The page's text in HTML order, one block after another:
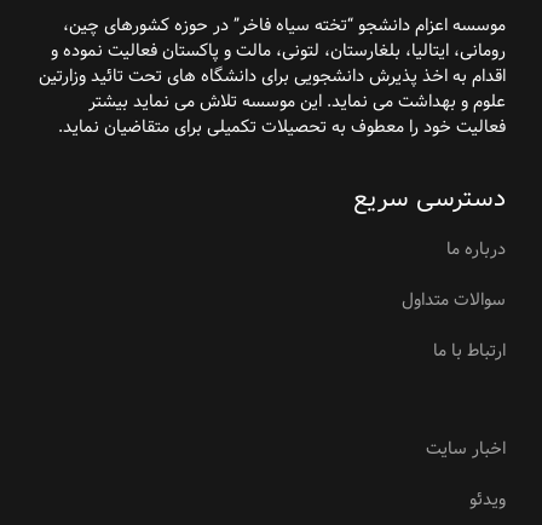
موسسه اعزام دانشجو “تخته سیاه فاخر” در حوزه کشورهای چین،
رومانی، ایتالیا، بلغارستان، لتونی، مالت و پاکستان فعالیت نموده و
اقدام به اخذ پذیرشدانشجویی برای دانشگاه های تحت تائید وزارتین
علوم و بهداشت می نماید. این موسسه تلاش می نماید بیشتر
فعالیت خود را معطوف به تحصیلات تکمیلی برای متقاضیان نماید.
دسترسی سریع
درباره ما
سوالات متداول
ارتباط با ما
اخبار سایت
ویدئو